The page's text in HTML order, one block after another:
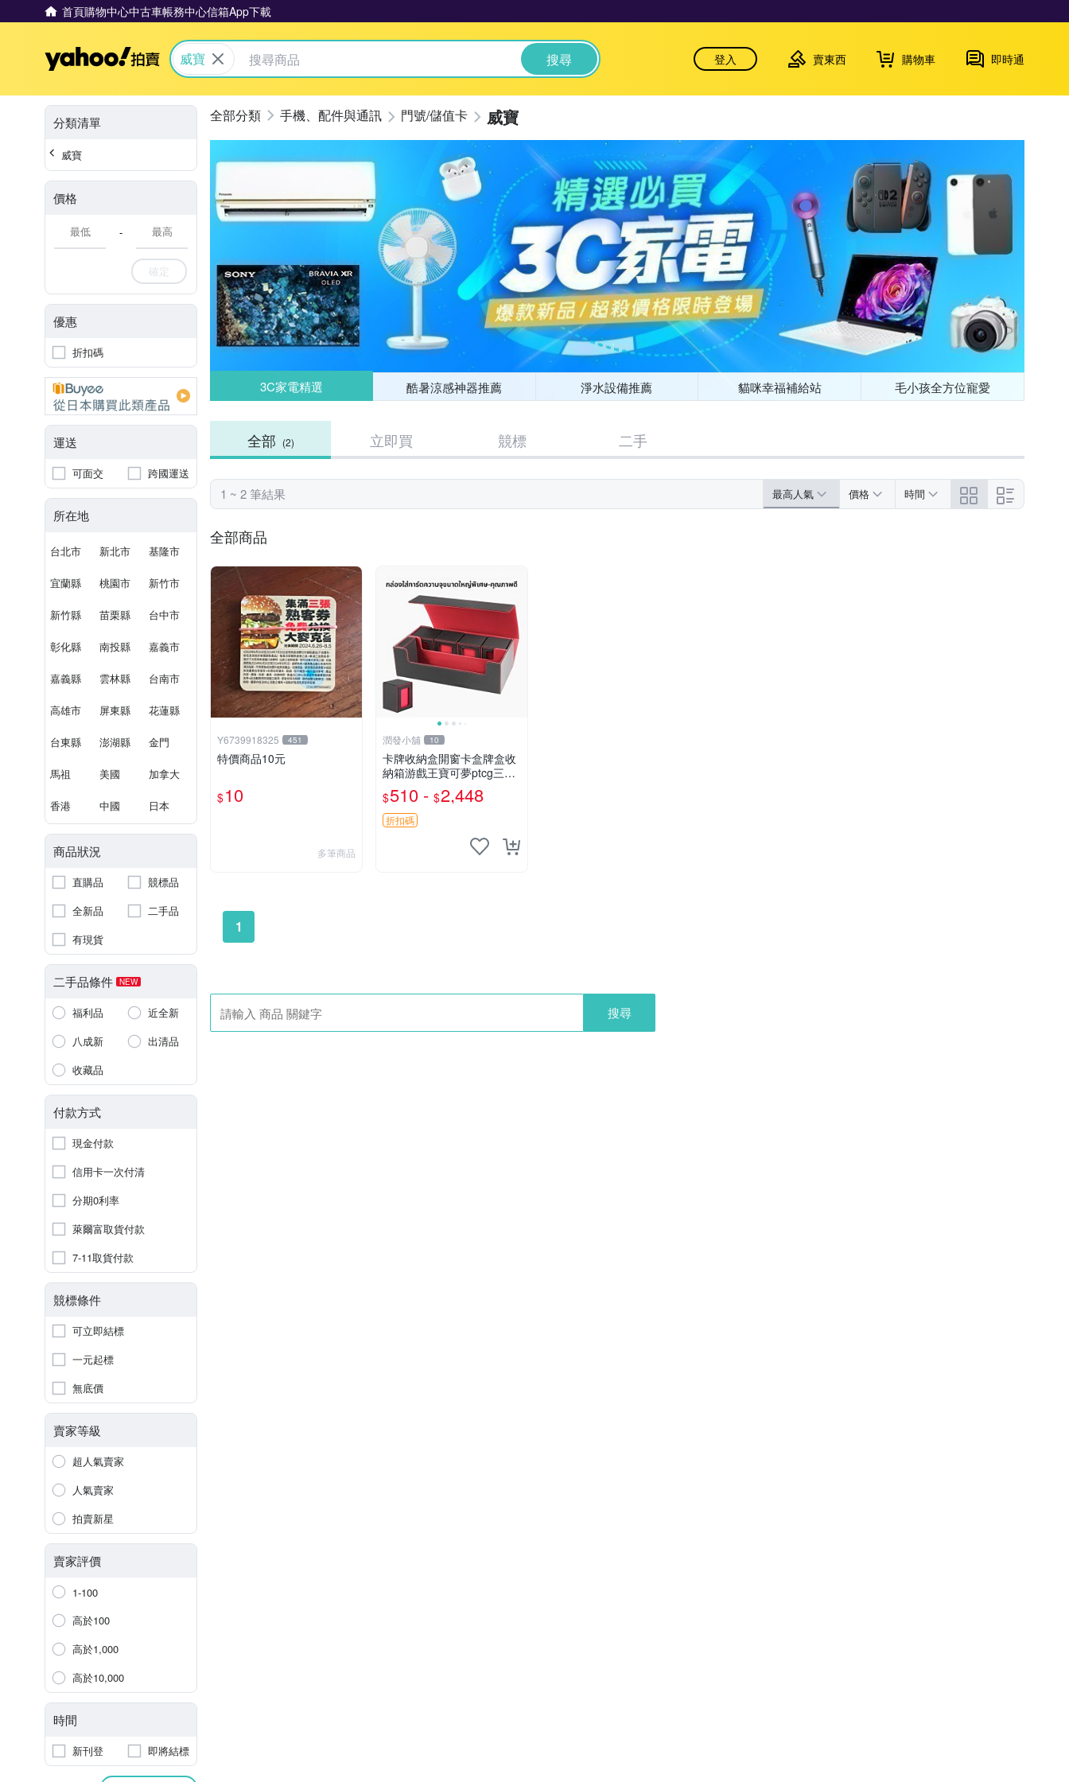
首頁購物中心中古車帳務中心信箱App下載
Yahoo拍賣
威寶 搜尋 登入 賣東西 購物車 即時通
分類清單
威寶
價格
-
確定
優惠
折扣碼
運送
可面交 跨國運送
所在地
台北市 新北市 基隆市
宜蘭縣 桃園市 新竹市
新竹縣 苗栗縣 台中市
彰化縣 南投縣 嘉義市
嘉義縣 雲林縣 台南市
高雄市 屏東縣 花蓮縣
台東縣 澎湖縣 金門
馬祖 美國 加拿大
香港 中國 日本
商品狀況
直購品
競標品
全新品
二手品
有現貨
二手品條件 NEW
福利品
近全新
八成新
出清品
收藏品
付款方式
現金付款
信用卡一次付清
分期0利率
萊爾富取貨付款
7-11取貨付款
競標條件
可立即結標
一元起標
無底價
賣家等級
超人氣賣家
人氣賣家
拍賣新星
賣家評價
1-100
高於100
高於1,000
高於10,000
時間
新刊登 即將結標
手機、配件與通訊 門號/儲值卡 威寶
3C家電精選 酷暑涼感神器推薦 淨水設備推薦 貓咪幸福補給站 毛小孩全方位寵愛
全部 (2) 立即買 競標 二手
1 ~ 2 筆結果 最高人氣 價格 時間
全部商品
Y6739918325 451
特價商品10元
$10
多筆商品
潤發小舖 10
卡牌收納盒開窗卡盒牌盒收
納箱游戲王寶可夢ptcg三國
殺海賊王dtcg
$510 - $2,448
折扣碼
1
搜尋